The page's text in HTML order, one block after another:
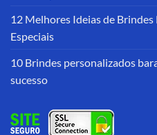
12 Melhores Ideias de
Especiais
10 Brindes personalizados
sucesso